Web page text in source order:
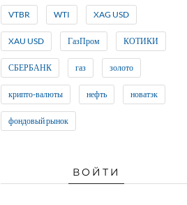
VTBR WTI XAG USD
XAU USD ГазПром КОТИКИ
СБЕРБАНК газ золото
крипто-валюты нефть новатэк
фондовый рынок
ВОЙТИ